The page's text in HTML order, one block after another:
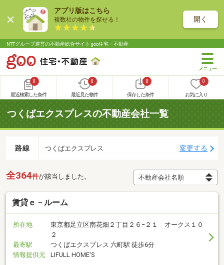
アプリ版はこちら
複数社の物件を探せる！ 開く
NTTグループ運営の不動産総合サイト goo住宅・不動産
0
最近検索した条件
0
最近見た物件
0
保存した条件
0
お気に入り
つくばエクスプレスの不動産会社一覧
路線 つくばエクスプレス 変更する
全364件が該当しました。
賃貸ｅ－ルーム
所在地
東京都足立区南花畑２丁目２６−２１ オークス１０
２
最寄駅
つくばエクスプレス 六町駅 徒歩6分
情報提供元
LIFULL HOME'S